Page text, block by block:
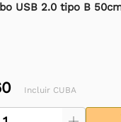
USB 2.0 tipo B
Incluir CUBA